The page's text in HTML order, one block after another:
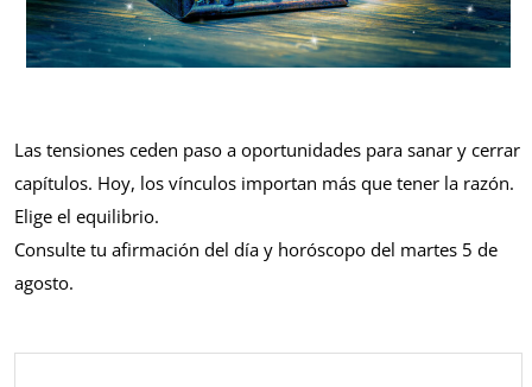
Las tensiones ceden paso a oportunidades para sanar y cerrar
capítulos. Hoy, los vínculos importan más que tener la razón.
Elige el equilibrio.
Consulte tu afirmación del día y horóscopo del martes 5 de
agosto.